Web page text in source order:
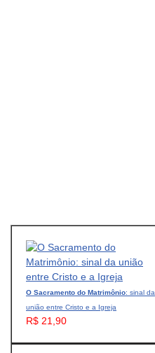
O Sacramento do Matrimônio: sinal da
união entre Cristo e a Igreja
R$ 21,90